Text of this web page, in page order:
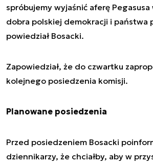
spróbujemy wyjaśnić aferę Pegasusa
dobra polskiej demokracji i państwa
powiedział Bosacki.
Zapowiedział, że do czwartku
kolejnego posiedzenia komisji.
Planowane posiedzenia
Przed posiedzeniem Bosacki
dziennikarzy, że chciałby, aby w